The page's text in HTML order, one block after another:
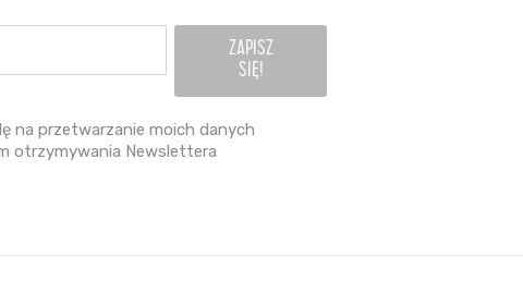
na przetwarzanie moich danych
otrzymywania Newslettera